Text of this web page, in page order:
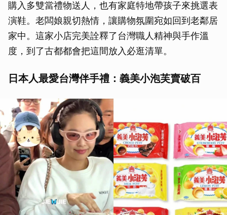
購入多雙當禮物送人，也有家庭特地帶孩子來挑選表
演鞋。老闆娘親切熱情，讓購物氛圍宛如回到老鄰居
家中。這家小店完美詮釋了台灣職人精神與手作溫
度，到了古都都會把這間放入必逛清單。
日本人最愛台灣伴手禮：義美小泡芙賣破百